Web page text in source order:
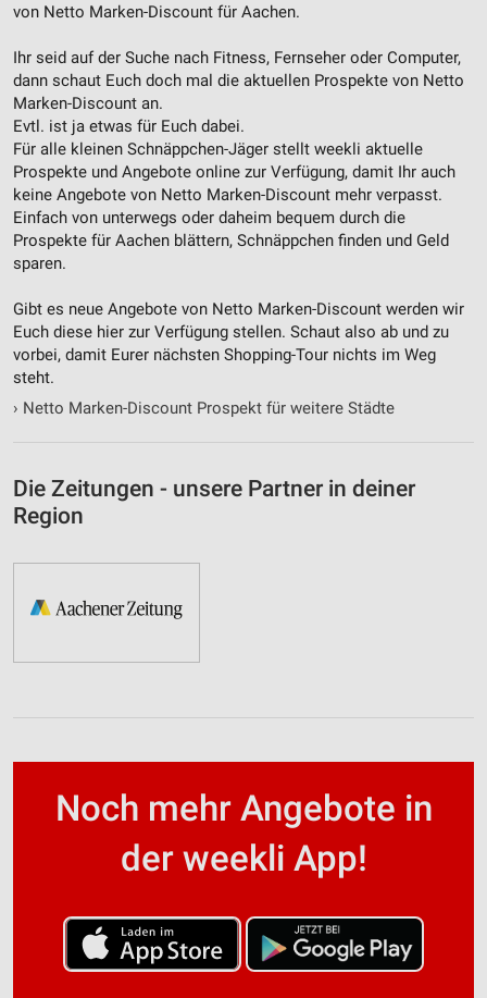
von Netto Marken-Discount für Aachen.
Ihr seid auf der Suche nach Fitness, Fernseher oder Computer,
dann schaut Euch doch mal die aktuellen Prospekte von Netto
Marken-Discount an.
Evtl. ist ja etwas für Euch dabei.
Für alle kleinen Schnäppchen-Jäger stellt weekli aktuelle
Prospekte und Angebote online zur Verfügung, damit Ihr auch
keine Angebote von Netto Marken-Discount mehr verpasst.
Einfach von unterwegs oder daheim bequem durch die
Prospekte für Aachen blättern, Schnäppchen finden und Geld
sparen.
Gibt es neue Angebote von Netto Marken-Discount werden wir
Euch diese hier zur Verfügung stellen. Schaut also ab und zu
vorbei, damit Eurer nächsten Shopping-Tour nichts im Weg
steht.
› Netto Marken-Discount Prospekt für weitere Städte
Die Zeitungen - unsere Partner in deiner
Region
Noch mehr Angebote in
der weekli App!